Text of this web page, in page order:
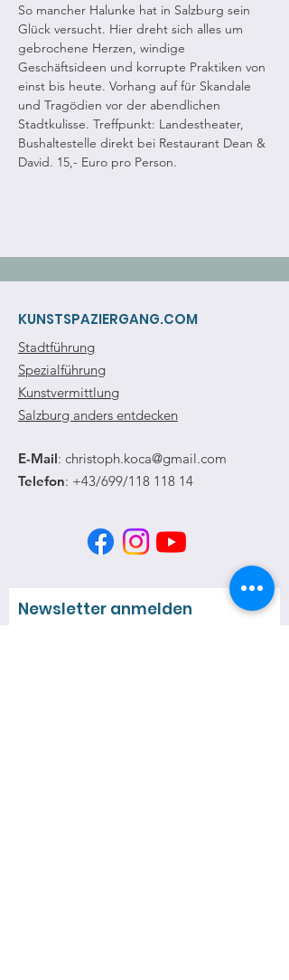
So mancher Halunke hat in Salzburg sein
Glück versucht. Hier dreht sich alles um
gebrochene Herzen, windige
Geschäftsideen und korrupte Praktiken von
einst bis heute. Vorhang auf für Skandale
und Tragödien vor der abendlichen
Stadtkulisse. Treffpunkt: Landestheater,
Bushaltestelle direkt bei Restaurant Dean &
David. 15,- Euro pro Person.
KUNSTSPAZIERGANG.COM
Stadtführung
Spezialführung
Kunstvermittlung
Salzburg anders entdecken
E-Mail: christoph.koca@gmail.com
Telefon: +43/699/118 118 14
Newsletter anmelden